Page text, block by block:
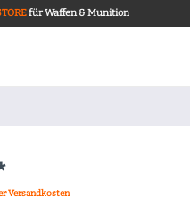
für Waffen & Munition
Versandkosten